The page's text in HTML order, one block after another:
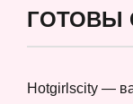
ГОТОВЫ
Hotgirlscity —